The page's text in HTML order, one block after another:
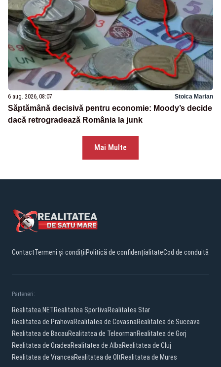
6 aug. 2026, 08:07 Stoica Marian
Săptămână decisivă pentru economie: Moody’s decide
dacă retrogradează România la junk
Mai Multe
ContactTermeni și condițiiPolitică de confidențialitateCod de conduită
Parteneri:
Realitatea.NETRealitatea SportivaRealitatea Star
Realitatea de PrahovaRealitatea de CovasnaRealitatea de Suceava
Realitatea de BacauRealitatea de TeleormanRealitatea de Gorj
Realitatea de OradeaRealitatea de AlbaRealitatea de Cluj
Realitatea de VranceaRealitatea de OltRealitatea de Mures